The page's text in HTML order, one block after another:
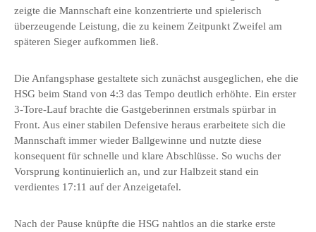
zeigte die Mannschaft eine konzentrierte und spielerisch
überzeugende Leistung, die zu keinem Zeitpunkt Zweifel am
späteren Sieger aufkommen ließ.
Die Anfangsphase gestaltete sich zunächst ausgeglichen, ehe die
HSG beim Stand von 4:3 das Tempo deutlich erhöhte. Ein erster
3-Tore-Lauf brachte die Gastgeberinnen erstmals spürbar in
Front. Aus einer stabilen Defensive heraus erarbeitete sich die
Mannschaft immer wieder Ballgewinne und nutzte diese
konsequent für schnelle und klare Abschlüsse. So wuchs der
Vorsprung kontinuierlich an, und zur Halbzeit stand ein
verdientes 17:11 auf der Anzeigetafel.
Nach der Pause knüpfte die HSG nahtlos an die starke erste